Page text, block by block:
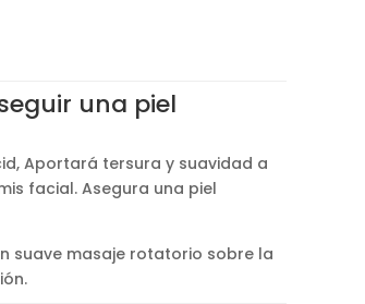
una piel
Aportará tersura y suavidad a
facial. Asegura una piel
suave masaje rotatorio sobre la